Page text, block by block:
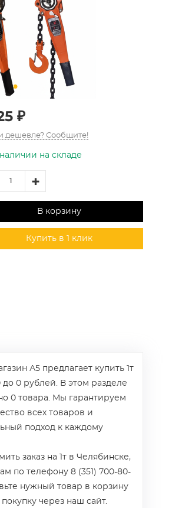
₽
дешевле? Сообщите!
на складе
+
В корзину
Купить в 1 клик
А5 предлагает купить 1т
до 0 рублей. В этом разделе
0 товара. Мы гарантируем
всех товаров и
подход к каждому
заказ на 1т в Челябинске,
по телефону 8 (351) 700-80-
нужный товар в корзину
через наш сайт.